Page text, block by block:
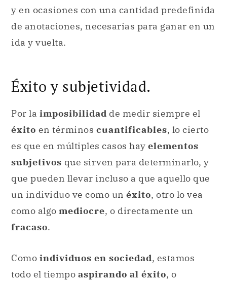
y en ocasiones con una cantidad predefinida
de anotaciones, necesarias para ganar en un
ida y vuelta.
Éxito y subjetividad.
Por la imposibilidad de medir siempre el
éxito en términos cuantificables, lo cierto
es que en múltiples casos hay elementos
subjetivos que sirven para determinarlo, y
que pueden llevar incluso a que aquello que
un individuo ve como un éxito, otro lo vea
como algo mediocre, o directamente un
fracaso.
Como individuos en sociedad, estamos
todo el tiempo aspirando al éxito, o